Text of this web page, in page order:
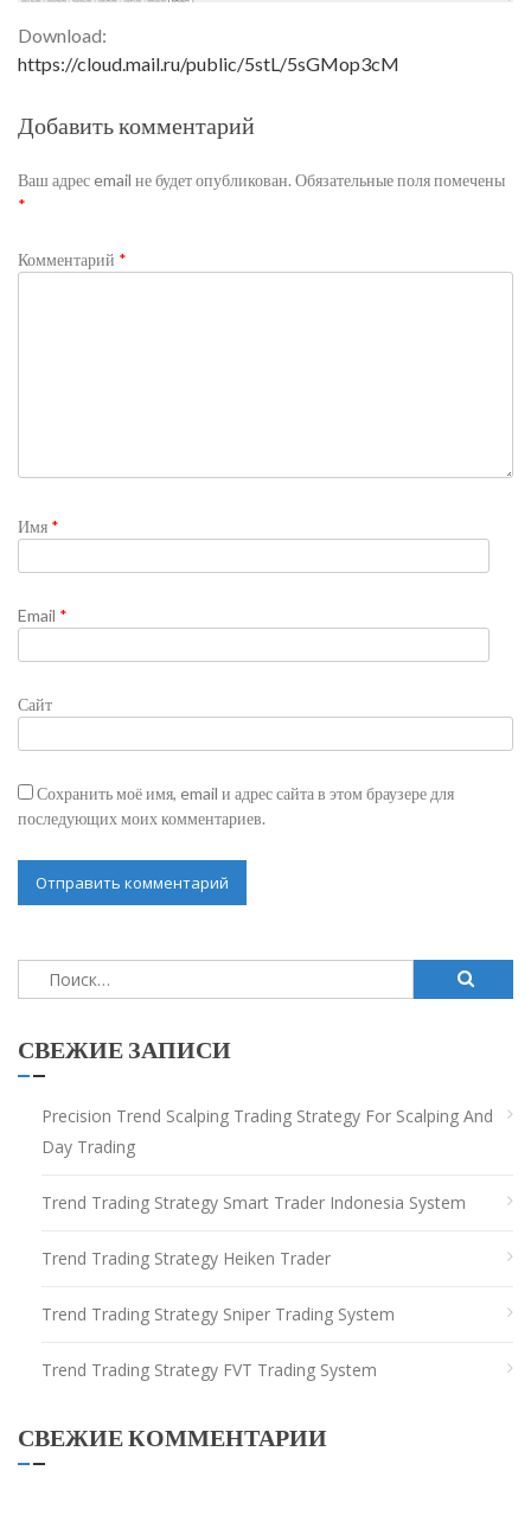
Download:
https://cloud.mail.ru/public/5stL/5sGMop3cM
Добавить комментарий
Ваш адрес email не будет опубликован. Обязательные поля помечены
*
Комментарий *
Имя *
Email *
Сайт
Сохранить моё имя, email и адрес сайта в этом браузере для
последующих моих комментариев.
Найти:
СВЕЖИЕ ЗАПИСИ
Precision Trend Scalping Trading Strategy For Scalping And
Day Trading
Trend Trading Strategy Smart Trader Indonesia System
Trend Trading Strategy Heiken Trader
Trend Trading Strategy Sniper Trading System
Trend Trading Strategy FVT Trading System
СВЕЖИЕ КОММЕНТАРИИ